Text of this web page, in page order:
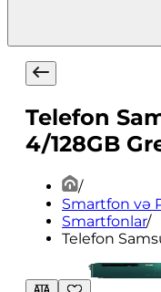
Telefon
4/128GB
/
Smartfon və
Smartfonlar/
Telefon